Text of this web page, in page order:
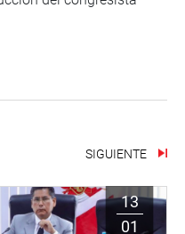
SIGUIENTE
13
01